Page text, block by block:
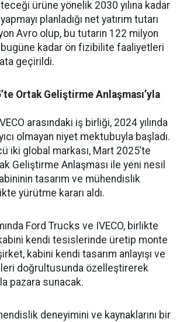
ürüne yönelik 2030 yılına kadar
planladığı net yatırım tutarı
Avro olup, bu tutarın 122 milyon
kadar ön fizibilite faaliyetleri
geçirildi.
Ortak Geliştirme Anlaşması’yla
arasındaki iş birliği, 2024 yılında
olmayan niyet mektubuyla başladı.
iki global markası, Mart 2025’te
Geliştirme Anlaşması ile yeni nesil
tasarım ve mühendislik
yürütme kararı aldı.
Ford Trucks ve IVECO, birlikte
kendi tesislerinde üretip monte
kabini kendi tasarım anlayışı ve
doğrultusunda özelleştirerek
pazara sunacak.
deneyimini ve kaynaklarını bir